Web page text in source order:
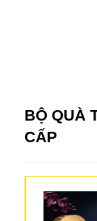
BỘ QUÀ
CẤP